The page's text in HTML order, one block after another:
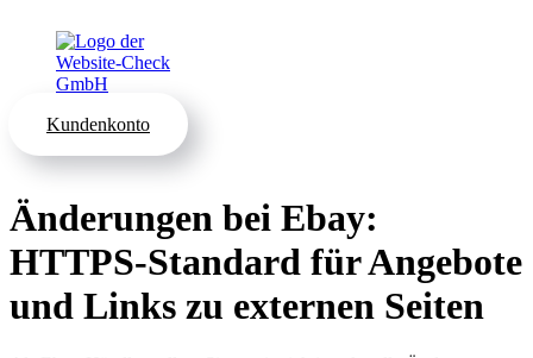
Kundenkonto
Änderungen bei Ebay:
HTTPS-Standard für Angebote
und Links zu externen Seiten